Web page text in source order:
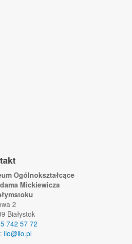
Ogólnokształcące
Mickiewicza
2
Białystok
742 57 72
ilo@ilo.pl